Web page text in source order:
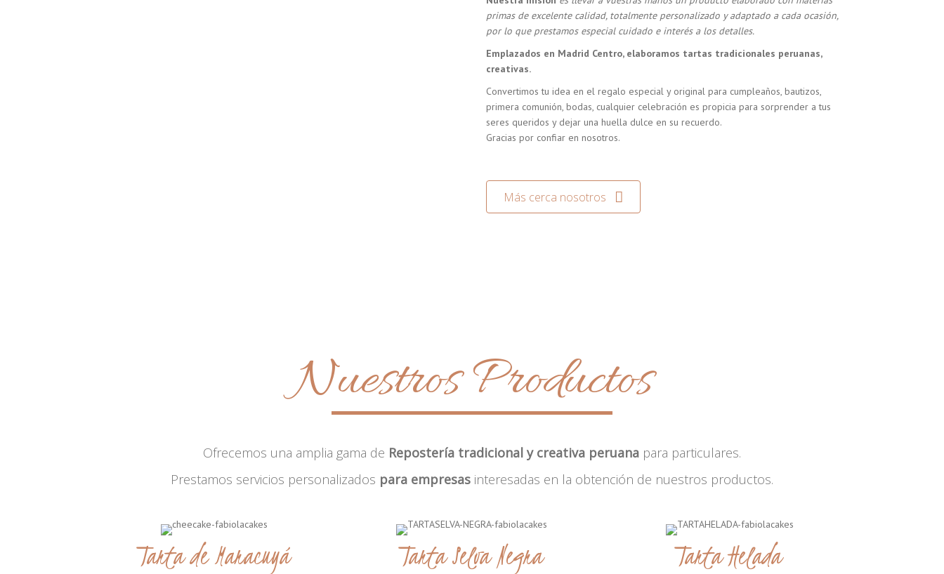
primas de excelente calidad, totalmente personalizado y adaptado a cada ocasión,
por lo que prestamos especial cuidado e interés a los detalles.
Emplazados en Madrid Centro, elaboramos tartas tradicionales peruanas,
creativas.
Convertimos tu idea en el regalo especial y original para cumpleaños, bautizos,
primera comunión, bodas, cualquier celebración es propicia para sorprender a tus
seres queridos y dejar una huella dulce en su recuerdo.
Gracias por confiar en nosotros.
Más cerca nosotros
Nuestros Productos
Ofrecemos una amplia gama de Repostería tradicional y creativa peruana para particulares.
Prestamos servicios personalizados para empresas interesadas en la obtención de nuestros productos.
Tarta de Maracuyá Tarta Selva Negra Tarta Helada